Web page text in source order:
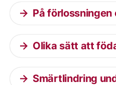
På förlossningen
Olika sätt att
Smärtlindring